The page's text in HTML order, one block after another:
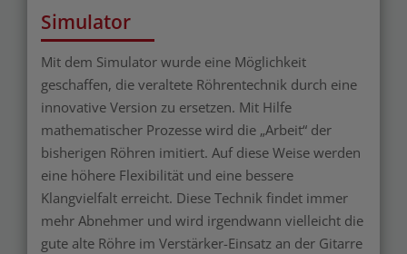
Simulator
Mit dem Simulator wurde eine Möglichkeit
geschaffen, die veraltete Röhrentechnik durch eine
innovative Version zu ersetzen. Mit Hilfe
mathematischer Prozesse wird die „Arbeit“ der
bisherigen Röhren imitiert. Auf diese Weise werden
eine höhere Flexibilität und eine bessere
Klangvielfalt erreicht. Diese Technik findet immer
mehr Abnehmer und wird irgendwann vielleicht die
gute alte Röhre im Verstärker-Einsatz an der Gitarre